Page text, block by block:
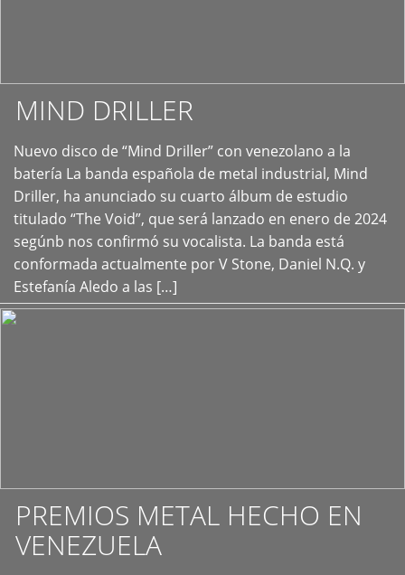
MIND DRILLER
Nuevo disco de “Mind Driller” con venezolano a la
batería La banda española de metal industrial, Mind
Driller, ha anunciado su cuarto álbum de estudio
titulado “The Void”, que será lanzado en enero de 2024
segúnb nos confirmó su vocalista. La banda está
conformada actualmente por V Stone, Daniel N.Q. y
Estefanía Aledo a las […]
+
PREMIOS METAL HECHO EN
VENEZUELA